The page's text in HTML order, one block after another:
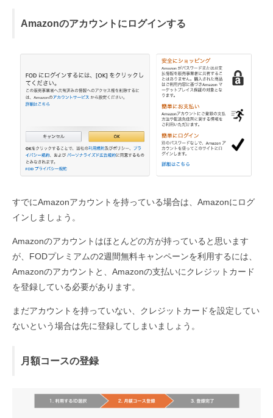
Amazonのアカウントにログインする
すでにAmazonアカウントを持っている場合は、Amazonにログ
インしましょう。
Amazonのアカウントはほとんどの方が持っていると思います
が、FODプレミアムの2週間無料キャンペーンを利用するには、
Amazonのアカウントと、Amazonの支払いにクレジットカード
を登録している必要があります。
まだアカウントを持っていない、クレジットカードを設定してい
ないという場合は先に登録してしまいましょう。
月額コースの登録